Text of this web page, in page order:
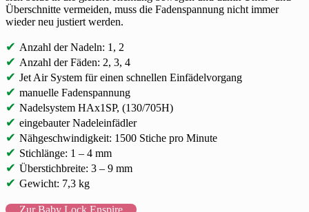
Überschnitte vermeiden, muss die Fadenspannung nicht immer
wieder neu justiert werden.
✔ Anzahl der Nadeln: 1, 2
✔ Anzahl der Fäden: 2, 3, 4
✔ Jet Air System für einen schnellen Einfädelvorgang
✔ manuelle Fadenspannung
✔ Nadelsystem HAx1SP, (130/705H)
✔ eingebauter Nadeleinfädler
✔ Nähgeschwindigkeit: 1500 Stiche pro Minute
✔ Stichlänge: 1 – 4 mm
✔ Überstichbreite: 3 – 9 mm
✔ Gewicht: 7,3 kg
Zur Baby Lock Enspire